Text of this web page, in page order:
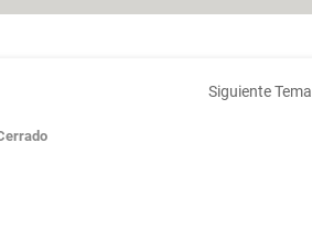
Siguiente Tema